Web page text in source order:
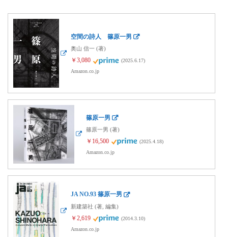
空間の詩人 篠原一男
奥山 信一 (著)
￥3,080
(2025.6.17)
Amazon.co.jp
篠原一男
篠原一男 (著)
￥16,500
(2025.4.18)
Amazon.co.jp
JA NO.93 篠原一男
新建築社 (著, 編集)
￥2,619
(2014.3.10)
Amazon.co.jp